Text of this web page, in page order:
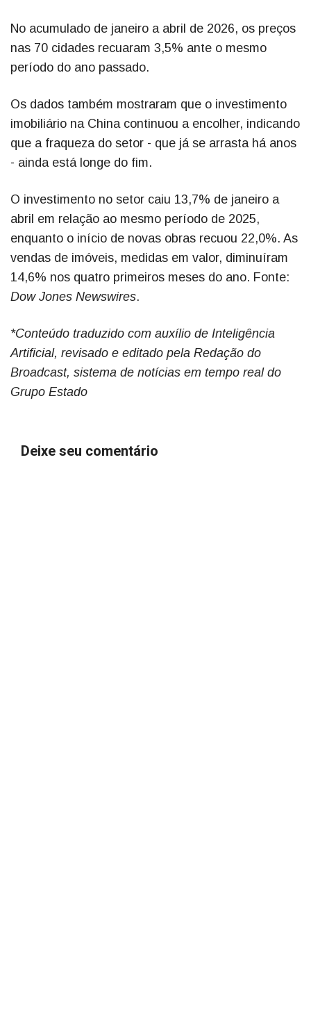
No acumulado de janeiro a abril de 2026, os preços
nas 70 cidades recuaram 3,5% ante o mesmo
período do ano passado.
Os dados também mostraram que o investimento
imobiliário na China continuou a encolher, indicando
que a fraqueza do setor - que já se arrasta há anos
- ainda está longe do fim.
O investimento no setor caiu 13,7% de janeiro a
abril em relação ao mesmo período de 2025,
enquanto o início de novas obras recuou 22,0%. As
vendas de imóveis, medidas em valor, diminuíram
14,6% nos quatro primeiros meses do ano. Fonte:
Dow Jones Newswires.
*Conteúdo traduzido com auxílio de Inteligência
Artificial, revisado e editado pela Redação do
Broadcast, sistema de notícias em tempo real do
Grupo Estado
Deixe seu comentário